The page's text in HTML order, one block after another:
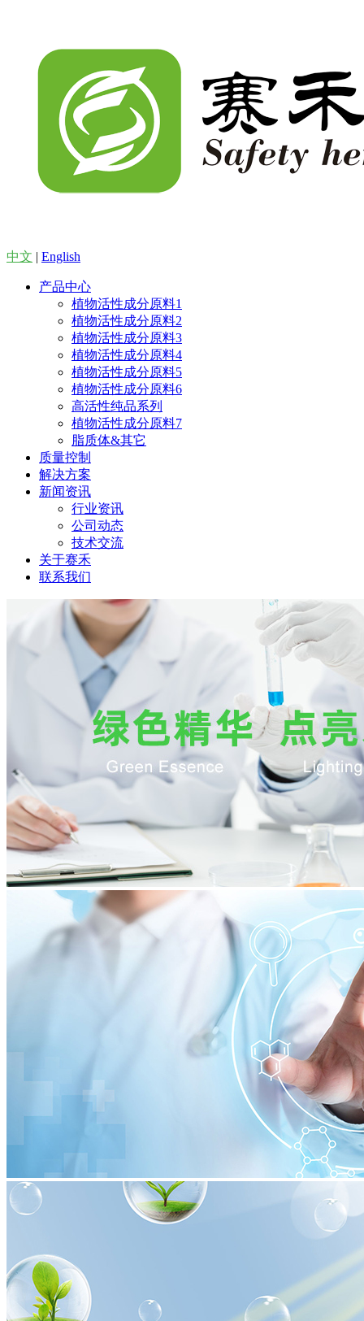
中文 | English
产品中心
植物活性成分原料1
植物活性成分原料2
植物活性成分原料3
植物活性成分原料4
植物活性成分原料5
植物活性成分原料6
高活性纯品系列
植物活性成分原料7
脂质体&其它
质量控制
解决方案
新闻资讯
行业资讯
公司动态
技术交流
关于赛禾
联系我们